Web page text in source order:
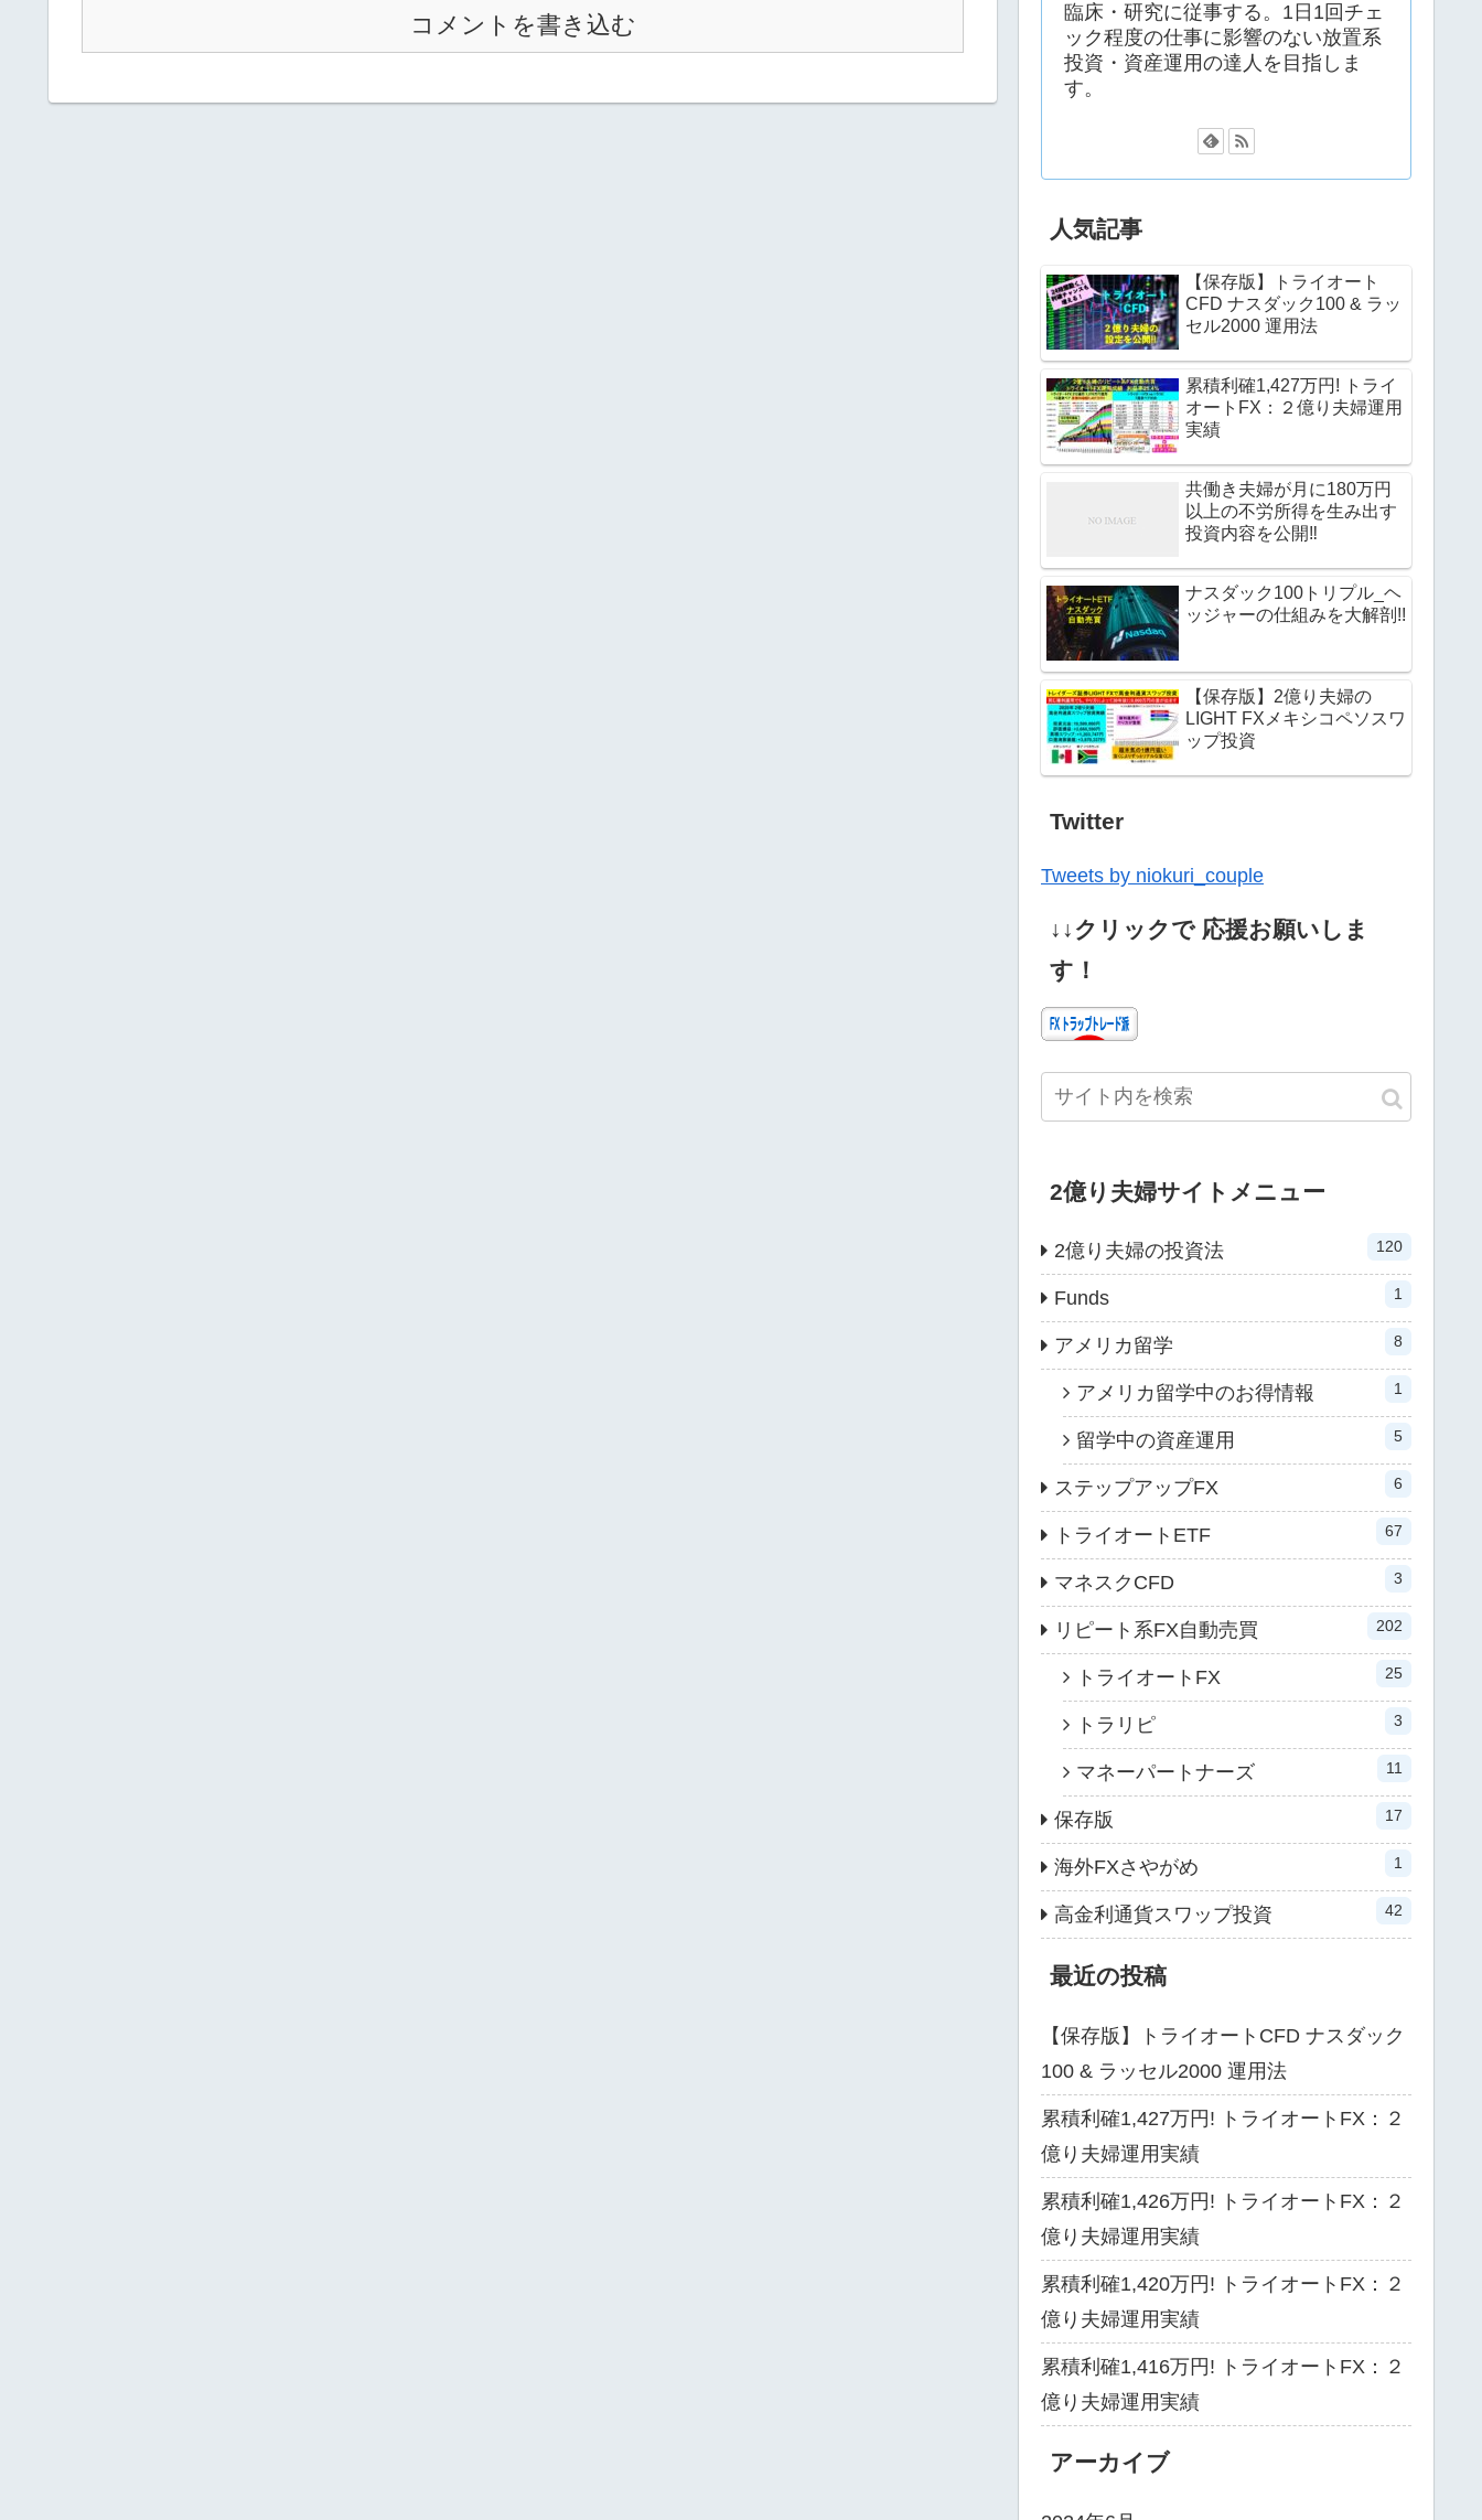
コメントを書き込む
臨床・研究に従事する。1日1回チェ
ック程度の仕事に影響のない放置系
投資・資産運用の達人を目指しま
す。
人気記事
【保存版】トライオート
CFD ナスダック100 & ラッ
セル2000 運用法
累積利確1,427万円! トライ
オートFX：２億り夫婦運用
実績
共働き夫婦が月に180万円
以上の不労所得を生み出す
投資内容を公開‼︎
ナスダック100トリプル_ヘ
ッジャーの仕組みを大解剖!!
【保存版】2億り夫婦の
LIGHT FXメキシコペソスワ
ップ投資
Twitter
Tweets by niokuri_couple
↓↓クリックで 応援お願いしま
す！
2億り夫婦サイトメニュー
2億り夫婦の投資法 120
Funds 1
アメリカ留学 8
アメリカ留学中のお得情報 1
留学中の資産運用 5
ステップアップFX 6
トライオートETF 67
マネスクCFD 3
リピート系FX自動売買 202
トライオートFX 25
トラリピ 3
マネーパートナーズ 11
保存版 17
海外FXさやがめ 1
高金利通貨スワップ投資 42
最近の投稿
【保存版】トライオートCFD ナスダック
100 & ラッセル2000 運用法
累積利確1,427万円! トライオートFX：２
億り夫婦運用実績
累積利確1,426万円! トライオートFX：２
億り夫婦運用実績
累積利確1,420万円! トライオートFX：２
億り夫婦運用実績
累積利確1,416万円! トライオートFX：２
億り夫婦運用実績
アーカイブ